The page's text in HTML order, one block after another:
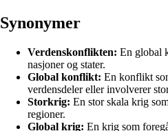
Synonymer
Verdenskonflikten: En global
nasjoner og stater.
Global konflikt: En konflikt
verdensdeler eller involverer
Storkrig: En stor skala krig
regioner.
Global krig: En krig som